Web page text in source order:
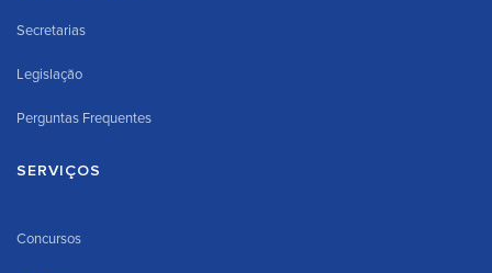
Secretarias
Legislação
Perguntas Frequentes
SERVIÇOS
Concursos